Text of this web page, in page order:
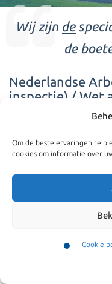
Om de beste ervaringen te
cookies om informatie over
Cookie
Wij zijn de
de
Nederlandse
inspectie) / Wet
Nederlandse
een boete op wegens
vreemdelingen
arbeid vreemdelingen